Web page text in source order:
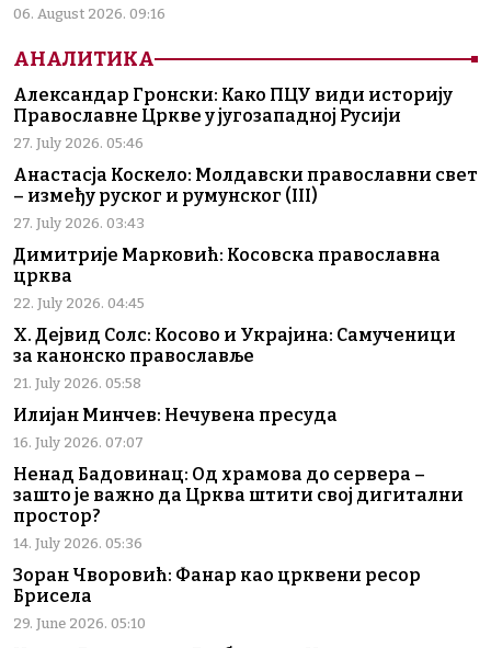
06. August 2026. 09:16
АНАЛИТИКА
Александар Гронски: Како ПЦУ види историју
Православне Цркве у југозападној Русији
27. July 2026. 05:46
Анастасја Коскело: Молдавски православни свет
– између руског и румунског (III)
27. July 2026. 03:43
Димитрије Марковић: Косовска православна
црква
22. July 2026. 04:45
Х. Дејвид Солс: Косово и Украјина: Самученици
за канонско православље
21. July 2026. 05:58
Илијан Минчев: Нечувена пресуда
16. July 2026. 07:07
Ненад Бадовинац: Од храмова до сервера –
зашто је важно да Црква штити свој дигитални
простор?
14. July 2026. 05:36
Зоран Чворовић: Фанар као црквени ресор
Брисела
29. June 2026. 05:10